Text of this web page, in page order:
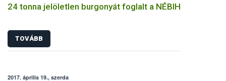
24 tonna jelöletlen burgonyát foglalt a NÉBIH
TOVÁBB
2017. április 19., szerda